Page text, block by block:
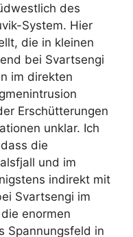
des
System. Hier
die in kleinen
bei Svartsengi
im direkten
Erschütterungen
unklar. Ich
die
und im
indirekt mit
Svartsengi im
enormen
Spannungsfeld in